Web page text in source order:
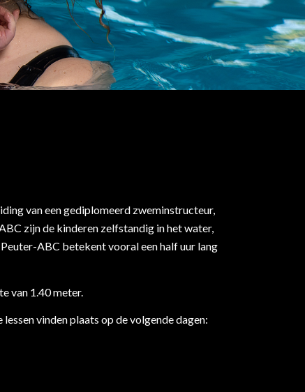
van een gediplomeerd zweminstructeur,
zijn de kinderen zelfstandig in het water,
ABC betekent vooral een half uur lang
van 1.40 meter.
vinden plaats op de volgende dagen: